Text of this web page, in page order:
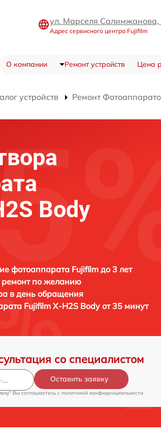
ул. Марселя Салимжанова,
Адрес сервисного центра Fujifilm
О компании Ремонт устройств Цена
устройств Ремонт
Body
фотоаппарата Fujifilm до 3 лет
ремонт по желанию
в день обращения
Fujifilm X-H2S Body от 35 минут
со специалистом
Оставить заявку
Вы соглашаетесь c политикой конфиденциальности